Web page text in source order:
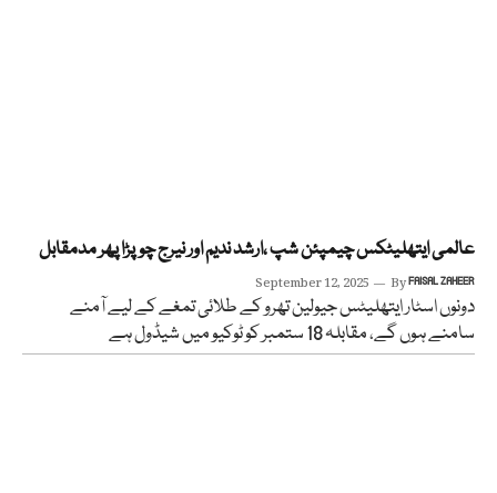
عالمی ایتھلیٹکس چیمپئن شپ ،ارشد ندیم اور نیرج چوپڑا پھر مدمقابل
September 12, 2025 ByFAISAL ZAHEER
دونوں اسٹار ایتھلیٹس جیولین تھرو کے طلائی تمغے کے لیے آمنے
سامنے ہوں گے، مقابلہ 18 ستمبر کو ٹوکیو میں شیڈول ہے